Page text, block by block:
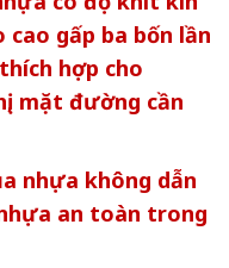
cao gấp ba bốn lần
hợp cho
mặt đường cần
nhựa không dẫn
an toàn trong